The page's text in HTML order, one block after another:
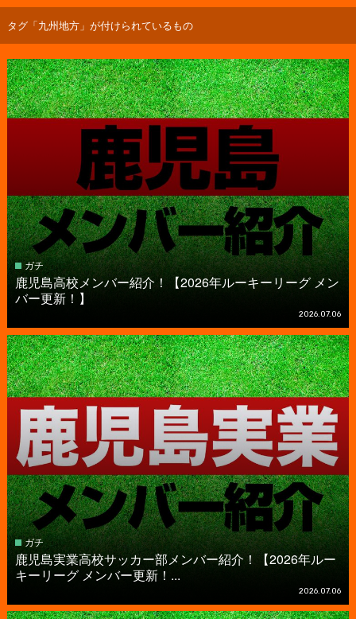
タグ「九州地方」が付けられているもの
ガチ
鹿児島高校メンバー紹介！【2026年ルーキーリーグ メン
バー更新！】
2026.07.06
ガチ
鹿児島実業高校サッカー部メンバー紹介！【2026年ルー
キーリーグ メンバー更新！...
2026.07.06